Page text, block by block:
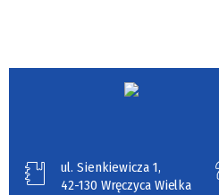
ul. Sienkiewicza 1,
42-130 Wręczyca Wielka